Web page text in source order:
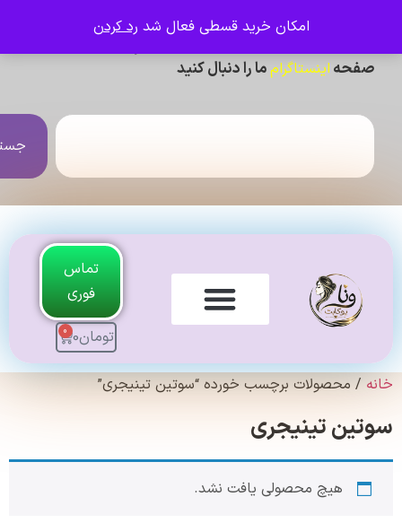
امکان خرید قسطی فعال شدرد کردن
اینستاگرامما را دنبال کنید
جستجو
تماس
فوری
0
برچسب خورده “سوتین تینیجری”
تینیجری
هیچ محصولی یافت نشد.